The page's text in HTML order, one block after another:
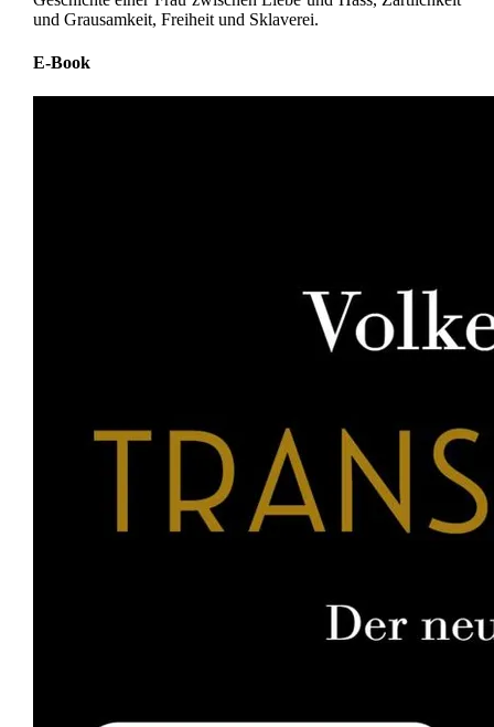
und Grausamkeit, Freiheit und Sklaverei.
E-Book